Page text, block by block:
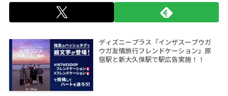
ディズニープラス『インザスープウガ
ウガ友情旅行フレンドケーション』原
宿駅と新大久保駅で駅広告実施！！